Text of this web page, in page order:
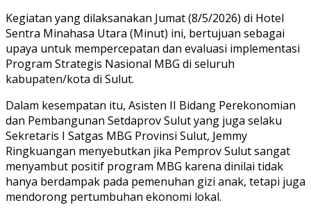
Kegiatan yang dilaksanakan Jumat (8/5/2026) di Hotel
Sentra Minahasa Utara (Minut) ini, bertujuan sebagai
upaya untuk mempercepatan dan evaluasi implementasi
Program Strategis Nasional MBG di seluruh
kabupaten/kota di Sulut.
Dalam kesempatan itu, Asisten II Bidang Perekonomian
dan Pembangunan Setdaprov Sulut yang juga selaku
Sekretaris I Satgas MBG Provinsi Sulut, Jemmy
Ringkuangan menyebutkan jika Pemprov Sulut sangat
menyambut positif program MBG karena dinilai tidak
hanya berdampak pada pemenuhan gizi anak, tetapi juga
mendorong pertumbuhan ekonomi lokal.